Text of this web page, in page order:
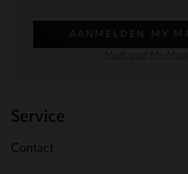
AANMELDEN MY
Service
Contact